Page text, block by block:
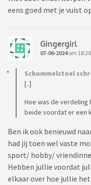
eens goed met je vuist
Gingergirl
07-06-2024om 18:20
Schommelstoel
[..]
Hoe was de verdeling
beide voordat er een
Ben ik ook benieuwd
had jij toen wel vaste
sport/ hobby/
Hebben jullie voordat
elkaar over hoe jullie